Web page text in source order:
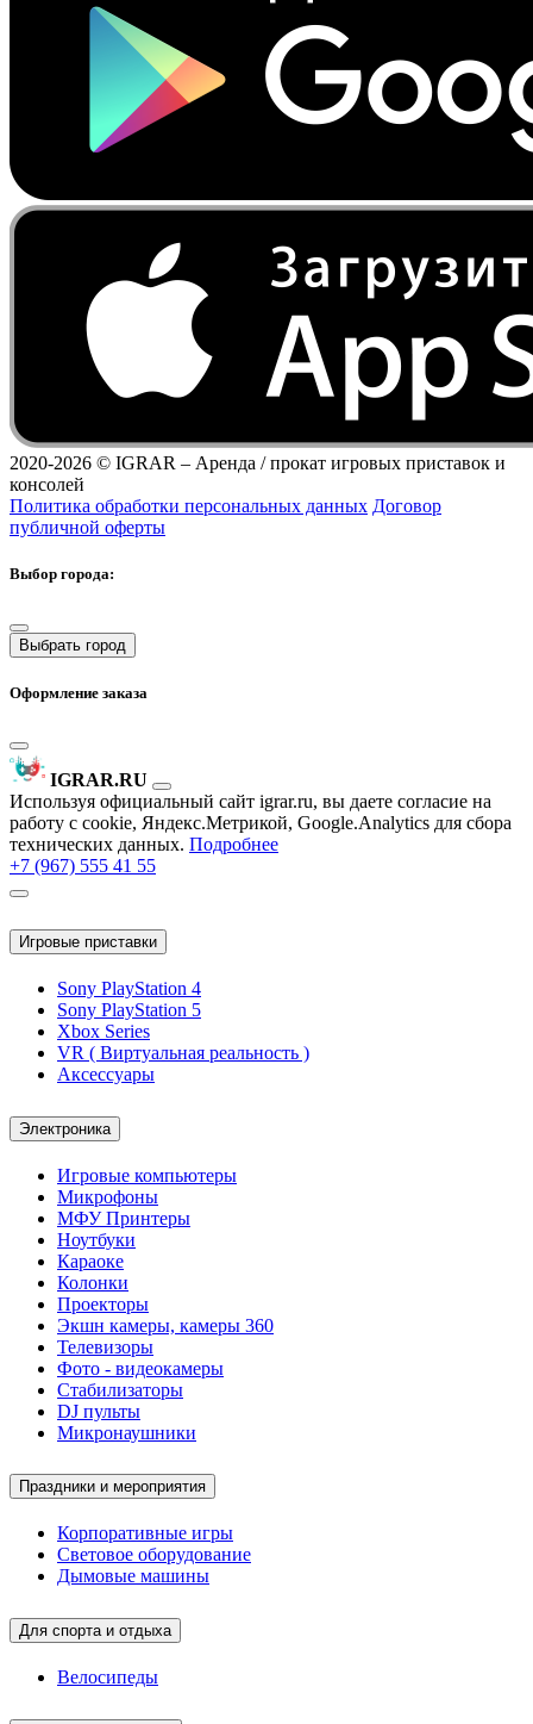
2020-2026 © IGRAR – Аренда / прокат игровых приставок и
консолей
Политика обработки персональных данных Договор
публичной оферты
Выбор города:
Выбрать город
Оформление заказа
IGRAR.RU
Используя официальный сайт igrar.ru, вы даете согласие на
работу с cookie, Яндекс.Метрикой, Google.Analytics для сбора
технических данных. Подробнее
+7 (967) 555 41 55
Игровые приставки
Sony PlayStation 4
Sony PlayStation 5
Xbox Series
VR ( Виртуальная реальность )
Аксессуары
Электроника
Игровые компьютеры
Микрофоны
МФУ Принтеры
Ноутбуки
Караоке
Колонки
Проекторы
Экшн камеры, камеры 360
Телевизоры
Фото - видеокамеры
Стабилизаторы
DJ пульты
Микронаушники
Праздники и мероприятия
Корпоративные игры
Световое оборудование
Дымовые машины
Для спорта и отдыха
Велосипеды